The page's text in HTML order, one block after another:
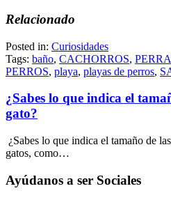
Relacionado
Posted in: Curiosidades
Tags: baño, CACHORROS,
PERROS, playa, playas de perros,
¿Sabes lo que indica el
gato?
¿Sabes lo que indica el tamaño de
gatos, como…
Ayúdanos a ser Sociales